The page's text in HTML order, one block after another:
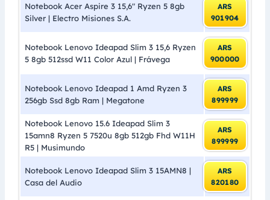
Notebook Acer Aspire 3 15,6″ Ryzen 5 8gb
Silver | Electro Misiones S.A.
ARS
901904
Notebook Lenovo Ideapad Slim 3 15,6 Ryzen
5 8gb 512ssd W11 Color Azul | Frávega
ARS
900000
Notebook Lenovo Ideapad 1 Amd Ryzen 3
256gb Ssd 8gb Ram | Megatone
ARS
899999
Notebook Lenovo 15.6 Ideapad Slim 3
15amn8 Ryzen 5 7520u 8gb 512gb Fhd W11H
R5 | Musimundo
ARS
899999
Notebook Lenovo Ideapad Slim 3 15AMN8 |
Casa del Audio
ARS
820180